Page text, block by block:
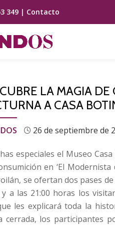
349 | Contacto
LA MAGIA
A CASA
26 de septiembre de
especiales el Museo
en ‘El
se ofertan dos pases
a las 21:00 horas los
les explicará toda la
cerrada, los participantes